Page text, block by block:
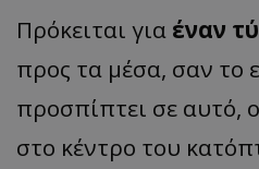
Πρόκειται για έναν
προς τα μέσα, σαν το
προσπίπτει σε αυτό,
στο κέντρο του